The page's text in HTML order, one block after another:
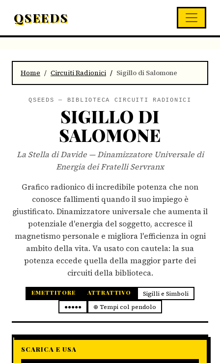
QSEEDS
Home Circuiti Radionici Sigillo di Salomone
QSEEDS — BIBLIOTECA CIRCUITI RADIONICI
SIGILLO DI
SALOMONE
La Stella di Davide — Dinamizzatore Universale di
Energia dei Fratelli Servranx
Grafico radionico di incredibile potenza che non
conosce fallimenti quando il suo impiego è
giustificato. Dinamizzatore universale che aumenta il
potenziale d'energia del soggetto, accresce il
magnetismo personale e migliora l'efficienza in ogni
ambito della vita. Va usato con cautela: la sua
potenza eccede quella della maggior parte dei
circuiti della biblioteca.
EMETTITORE ATTRATTIVO
Sigilli e Simboli
●●●●●
⊕ Tempi col pendolo
SCARICA E USA